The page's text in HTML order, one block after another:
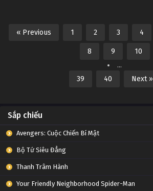
« Previous 1 2 3 4
8 9
10
...
39
40 Next »
Sắp chiếu
Avengers: Cuộc Chiến Bí Mật
Bộ Tứ Siêu Đẳng
Thanh Trâm Hành
Your Friendly Neighborhood Spider-Man